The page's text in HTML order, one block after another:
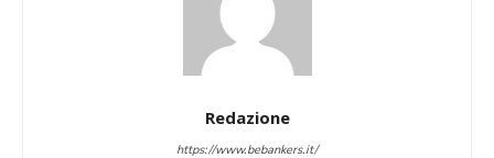
Redazione
https://www.bebankers.it/